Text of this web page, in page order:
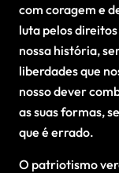
com coragem e
luta pelos
nossa história,
liberdades que
nosso dever
as suas formas,
que é errado.
O patriotismo